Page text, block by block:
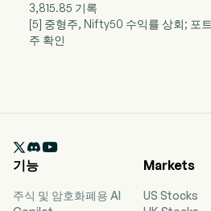
3,815.85 기록
[5] 중형주, Nifty50 수익률 상회; 포
주 확인

기능
주식 및 암호화폐용 AI
Markets
US Stocks